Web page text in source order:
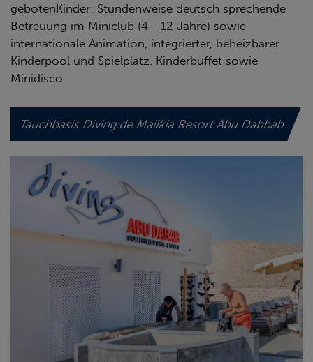
gebotenKinder: Stundenweise deutsch sprechende
Betreuung im Miniclub (4 - 12 Jahre) sowie
internationale Animation, integrierter, beheizbarer
Kinderpool und Spielplatz. Kinderbuffet sowie
Minidisco
Tauchbasis Diving.de Malikia Resort Abu Dabbab